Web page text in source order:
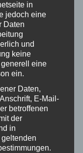
in
jedoch eine
Daten
und
keine
eine
ein.
Daten,
E-Mail-
betroffenen
der
in